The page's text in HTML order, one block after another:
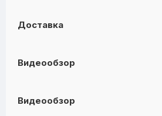
Доставка
Видеообзор
Видеообзор